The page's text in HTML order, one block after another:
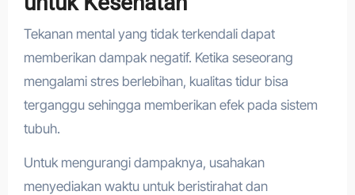
Tekanan mental yang tidak terkendali dapat
memberikan dampak negatif. Ketika seseorang
mengalami stres berlebihan, kualitas tidur bisa
terganggu sehingga memberikan efek pada sistem
tubuh.
Untuk mengurangi dampaknya, usahakan
menyediakan waktu untuk beristirahat dan